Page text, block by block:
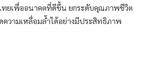
ทยเพื่ออนาคตที่ดีขึ้น ยกระดับคุณภาพชีวิต
ความเหลื่อมล้ำได้อย่างมีประสิทธิภาพ